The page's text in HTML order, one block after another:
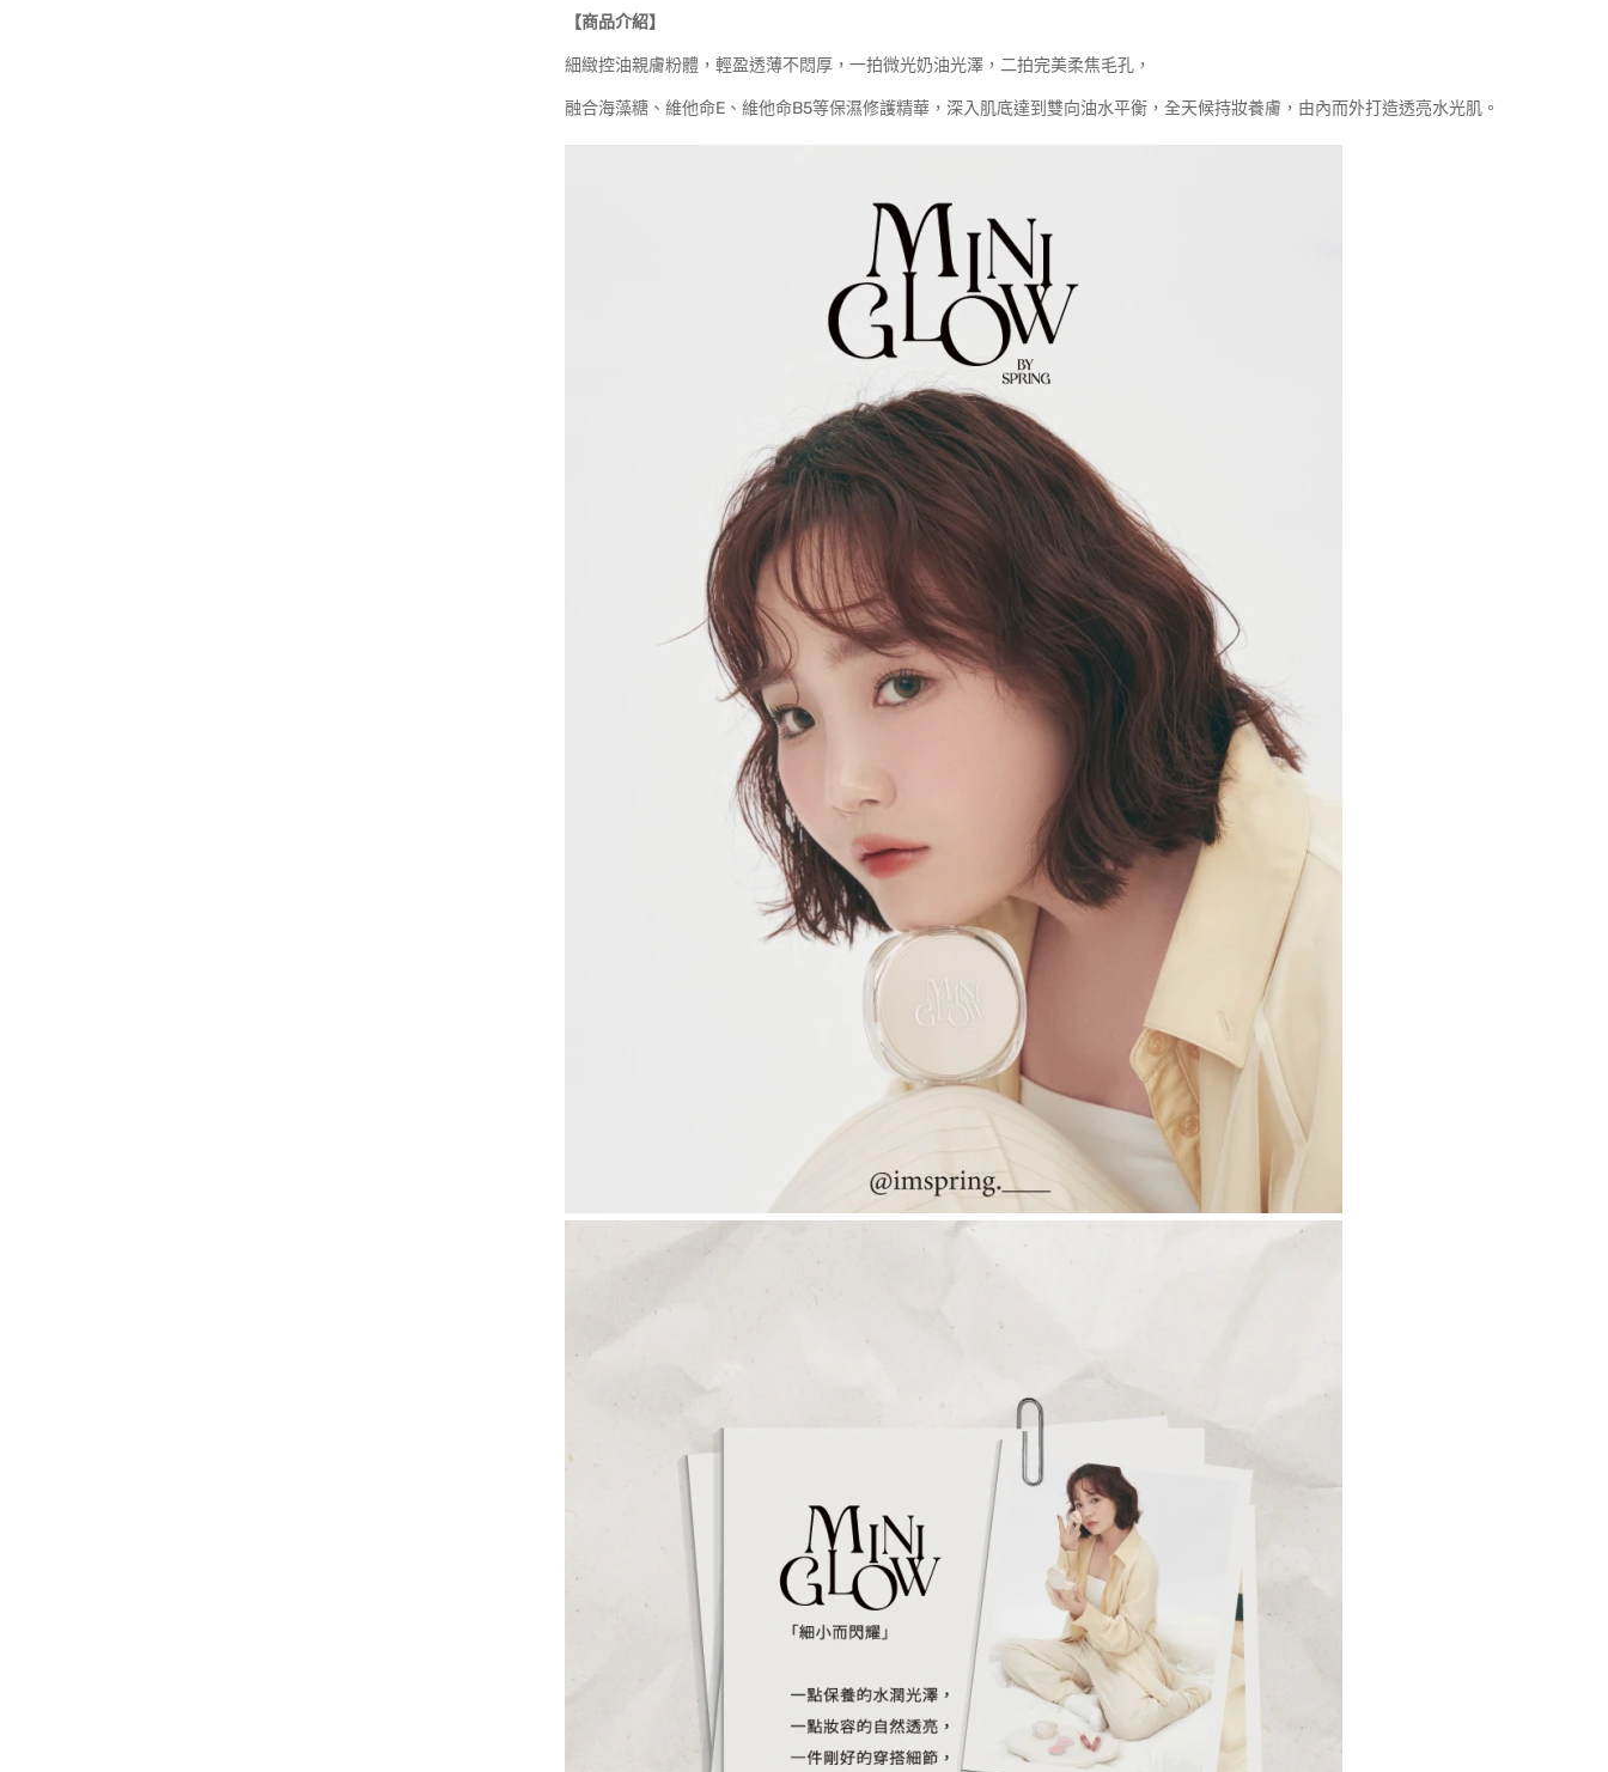
【商品介紹】
細緻控油親膚粉體，輕盈透薄不悶厚，一拍微光奶油光澤，二拍完美柔焦毛孔，
融合海藻糖、維他命E、維他命B5等保濕修護精華，深入肌底達到雙向油水平衡，全天候持妝養膚，由內而外打造透亮水光肌。